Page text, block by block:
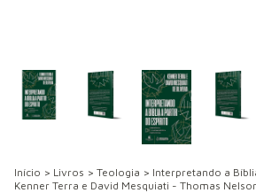
Início > Livros > Teologia > Interpretando a
Kenner Terra e David Mesquiati - Thomas